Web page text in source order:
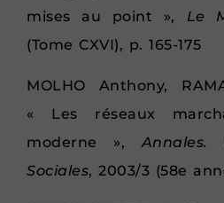
mises au point », Le
(Tome CXVI), p. 165-175
MOLHO Anthony,
« Les réseaux
moderne »,Annales.
Sociales, 2003/3 (58e